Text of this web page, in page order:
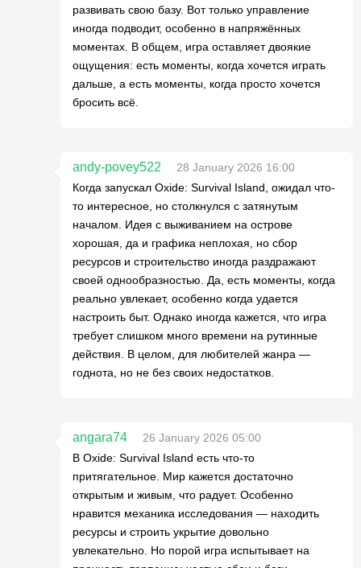
развивать свою базу. Вот только управление
иногда подводит, особенно в напряжённых
моментах. В общем, игра оставляет двоякие
ощущения: есть моменты, когда хочется играть
дальше, а есть моменты, когда просто хочется
бросить всё.
andy-povey522
28 January 2026 16:00
Когда запускал Oxide: Survival Island, ожидал что-
то интересное, но столкнулся с затянутым
началом. Идея с выживанием на острове
хорошая, да и графика неплохая, но сбор
ресурсов и строительство иногда раздражают
своей однообразностью. Да, есть моменты, когда
реально увлекает, особенно когда удается
настроить быт. Однако иногда кажется, что игра
требует слишком много времени на рутинные
действия. В целом, для любителей жанра —
годнота, но не без своих недостатков.
angara74
26 January 2026 05:00
В Oxide: Survival Island есть что-то
притягательное. Мир кажется достаточно
открытым и живым, что радует. Особенно
нравится механика исследования — находить
ресурсы и строить укрытие довольно
увлекательно. Но порой игра испытывает на